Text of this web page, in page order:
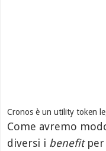
Cronos è un utility token
Come avremo
diversi i benefitper